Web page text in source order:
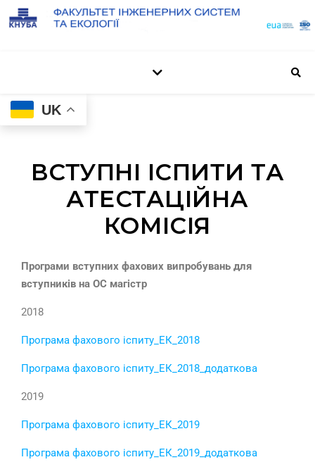
UK
ВСТУПНІ ІСПИТИ ТА
АТЕСТАЦІЙНА
КОМІСІЯ
Програми вступних фахових випробувань для
вступників на ОС магістр
2018
Програма фахового іспиту_ЕК_2018
Програма фахового іспиту_ЕК_2018_додаткова
2019
Програма фахового іспиту_ЕК_2019
Програма фахового іспиту_ЕК_2019_додаткова